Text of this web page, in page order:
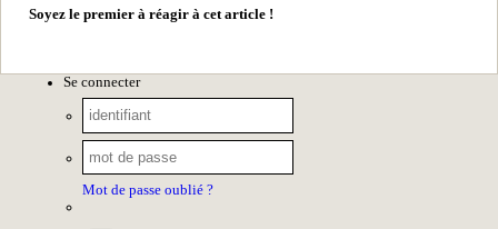
Soyez le premier à réagir à cet article !
Se connecter
Mot de passe oublié ?